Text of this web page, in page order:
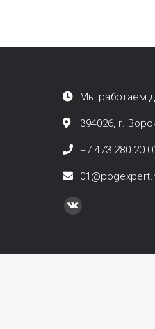
Мы работаем
394026, г.
+7 473 280 20
Найдите нас:
Вконтакте